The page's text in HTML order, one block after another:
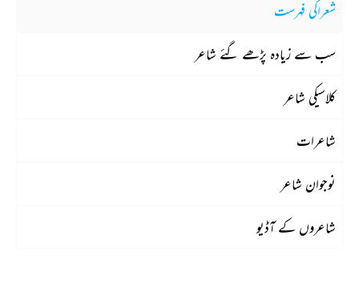
شعراکی فہرست
سب سے زیادہ پڑھے گئے شاعر
کلاسیکی شاعر
شاعرات
نوجوان شاعر
شاعروں کے آڈیو